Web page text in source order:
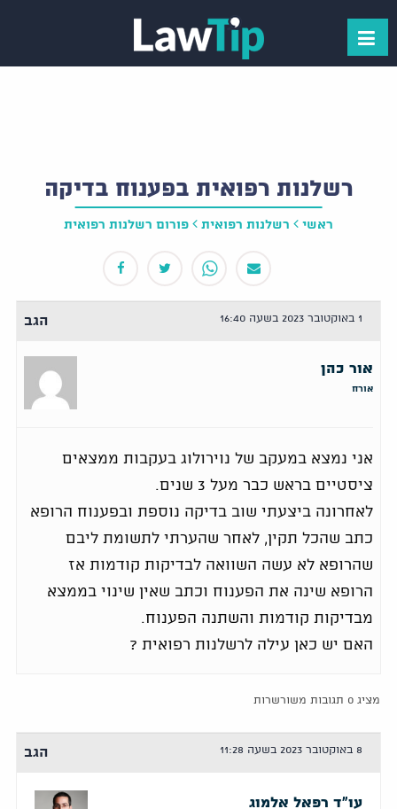
רשלנות רפואית בפענוח בדיקה
ראשי רשלנות רפואית פורום רשלנות רפואית
1 באוקטובר 2023 בשעה 16:40 הגב
אור כהן
אורח
אני נמצא במעקב של נוירולוג בעקבות ממצאים
ציסטיים בראש כבר מעל 3 שנים.
לאחרונה ביצעתי שוב בדיקה נוספת ובפענוח הרופא
כתב שהכל תקין, לאחר שהערתי לתשומת ליבם
שהרופא לא עשה השוואה לבדיקות קודמות אז
הרופא שינה את הפענוח וכתב שאין שינוי בממצא
מבדיקות קודמות והשתנה הפענוח.
האם יש כאן עילה לרשלנות רפואית ?
מציג 0 תגובות משורשרות
8 באוקטובר 2023 בשעה 11:28 הגב
עו"ד רפאל אלמוג